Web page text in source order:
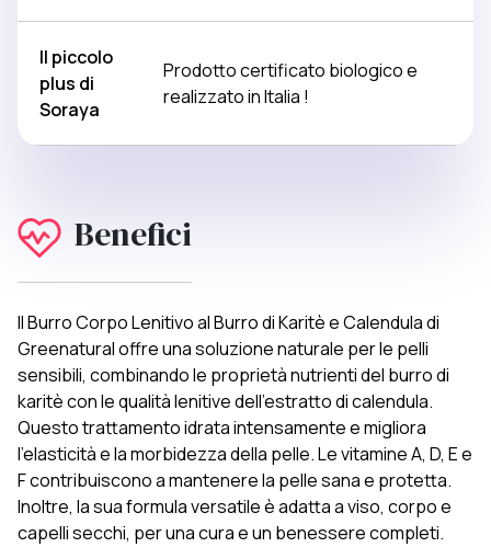
Il piccolo
plus di
Soraya
Prodotto certificato biologico e
realizzato in Italia !
Benefici
Il Burro Corpo Lenitivo al Burro di Karitè e Calendula di
Greenatural offre una soluzione naturale per le pelli
sensibili, combinando le proprietà nutrienti del burro di
karitè con le qualità lenitive dell'estratto di calendula.
Questo trattamento idrata intensamente e migliora
l'elasticità e la morbidezza della pelle. Le vitamine A, D, E e
F contribuiscono a mantenere la pelle sana e protetta.
Inoltre, la sua formula versatile è adatta a viso, corpo e
capelli secchi, per una cura e un benessere completi.